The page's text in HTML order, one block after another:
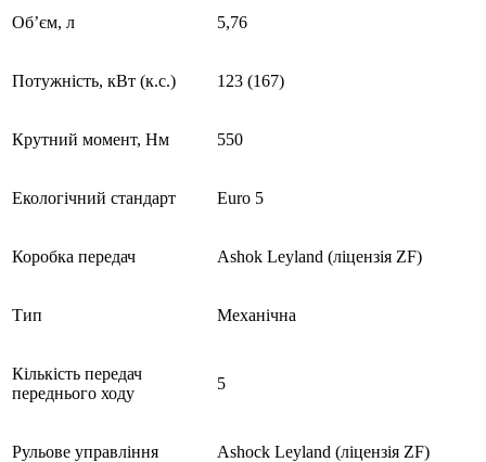
Об’єм, л 5,76
Потужність, кВт (к.с.) 123 (167)
Крутний момент, Нм 550
Екологічний стандарт Euro 5
Коробка передач Ashok Leyland (ліцензія ZF)
Тип Механічна
Кількість передач
переднього ходу
5
Рульове управління Ashock Leyland (ліцензія ZF)